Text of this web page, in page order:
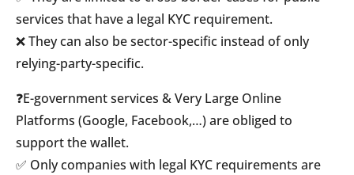
services that have a legal KYC requirement.
❌ They can also be sector-specific instead of only
relying-party-specific.
❓E-government services & Very Large Online
Platforms (Google, Facebook,…) are obliged to
support the wallet.
✅ Only companies with legal KYC requirements are